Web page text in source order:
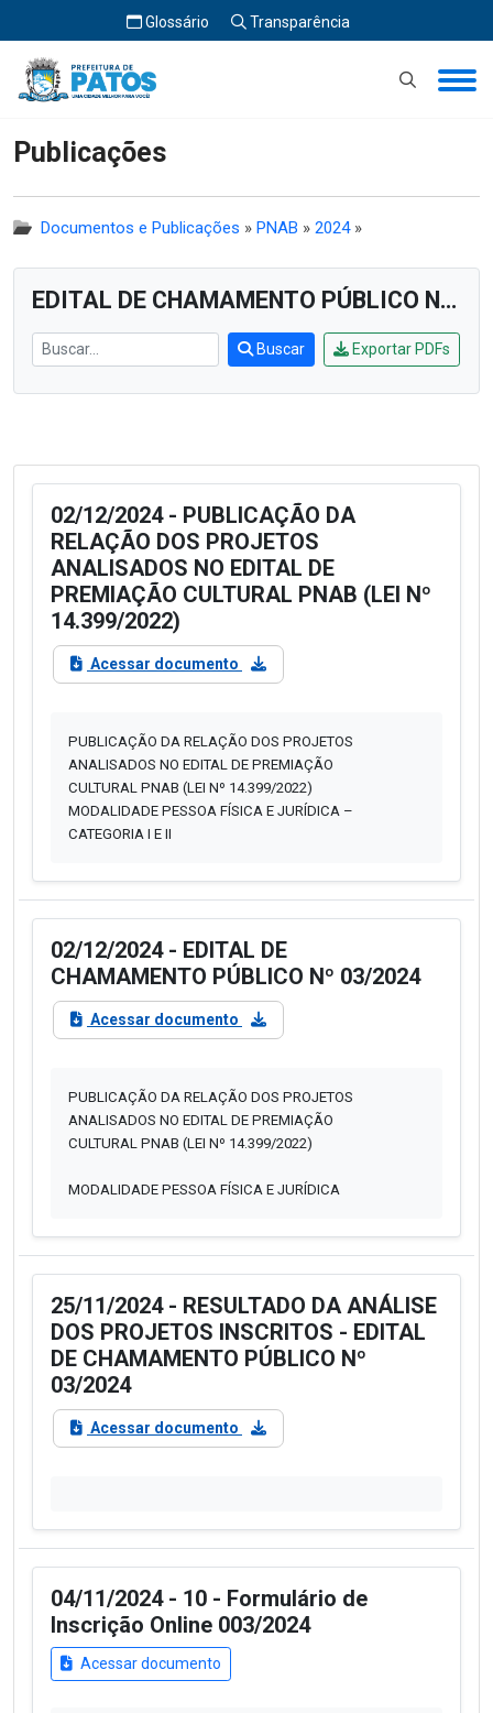
Glossário Transparência
Início Publicações
Publicações
Documentos e Publicações » PNAB » 2024»
EDITAL DE CHAMAMENTO PÚBLICO Nº 003/2024
Buscar Exportar PDFs
02/12/2024 - PUBLICAÇÃO DA
RELAÇÃO DOS PROJETOS
ANALISADOS NO EDITAL DE
PREMIAÇÃO CULTURAL PNAB (LEI Nº
14.399/2022)
Acessar documento
PUBLICAÇÃO DA RELAÇÃO DOS PROJETOS
ANALISADOS NO EDITAL DE PREMIAÇÃO
CULTURAL PNAB (LEI Nº 14.399/2022)
MODALIDADE PESSOA FÍSICA E JURÍDICA –
CATEGORIA I E II
02/12/2024 - EDITAL DE
CHAMAMENTO PÚBLICO Nº 03/2024
Acessar documento
PUBLICAÇÃO DA RELAÇÃO DOS PROJETOS
ANALISADOS NO EDITAL DE PREMIAÇÃO
CULTURAL PNAB (LEI Nº 14.399/2022)
MODALIDADE PESSOA FÍSICA E JURÍDICA
25/11/2024 - RESULTADO DA ANÁLISE
DOS PROJETOS INSCRITOS - EDITAL
DE CHAMAMENTO PÚBLICO Nº
03/2024
Acessar documento
04/11/2024 - 10 - Formulário de
Inscrição Online 003/2024
Acessar documento